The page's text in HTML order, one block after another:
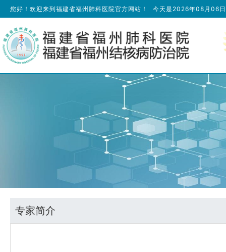
您好！欢迎来到福建省福州肺科医院官方网站！ 今天是 2026年08月06
专家简介